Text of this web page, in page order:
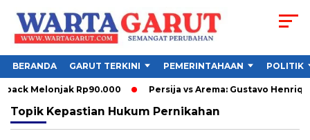
BERANDA GARUT TERKINI PEMERINTAHAAN POLITIK
Melonjak Rp90.000 Persija vs Arema: Gustavo
Topik Kepastian Hukum Pernikahan